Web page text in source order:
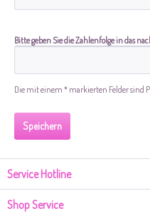
Bitte geben Sie die Zahlenfolge in das
Die mit einem * markierten Felder sind
Speichern
Service Hotline
Shop Service